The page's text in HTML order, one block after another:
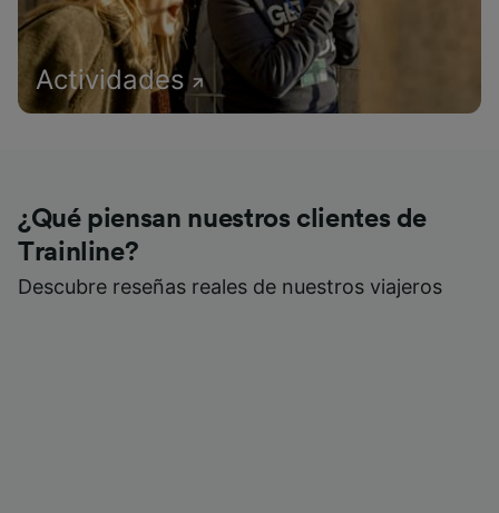
Actividades
¿Qué piensan nuestros clientes de
Trainline?
Descubre reseñas reales de nuestros viajeros